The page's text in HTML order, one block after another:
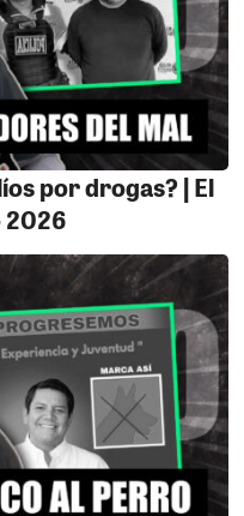
que la inteligencia
para esclarecer
bueno a nuestra
por drogas? | El
2026